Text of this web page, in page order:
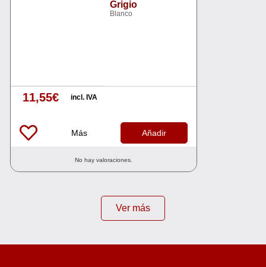
Grigio
Blanco
11,55€ incl. IVA
Más Añadir
No hay valoraciones.
Ver más